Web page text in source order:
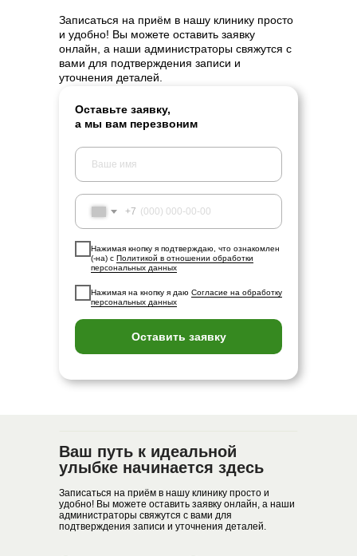
Записаться на приём в нашу клинику просто
и удобно! Вы можете оставить заявку
онлайн, а наши администраторы свяжутся с
вами для подтверждения записи и
уточнения деталей.
Оставьте заявку,
а мы вам перезвоним
+7
Нажимая кнопку я подтверждаю, что ознакомлен
(-на) с Политикой в отношении обработки
персональных данных
Нажимая на кнопку я даю Согласие на обработку
персональных данных
Оставить заявку
Записаться на приём в нашу клинику просто и
удобно! Вы можете оставить заявку онлайн, а наши
администраторы свяжутся с вами для
подтверждения записи и уточнения деталей.
Ваш путь к идеальной
улыбке начинается здесь